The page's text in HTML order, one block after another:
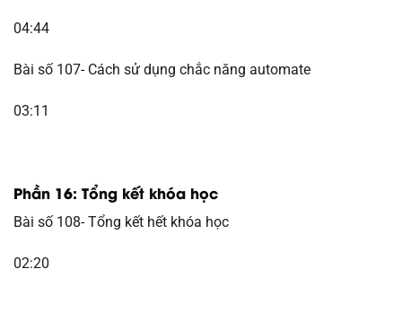
04:44
Bài số 107- Cách sử dụng chắc năng automate
03:11
Phần 16: Tổng kết khóa học
Bài số 108- Tổng kết hết khóa học
02:20